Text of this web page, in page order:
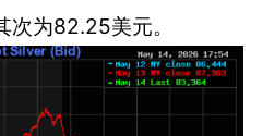
为82.25美元。